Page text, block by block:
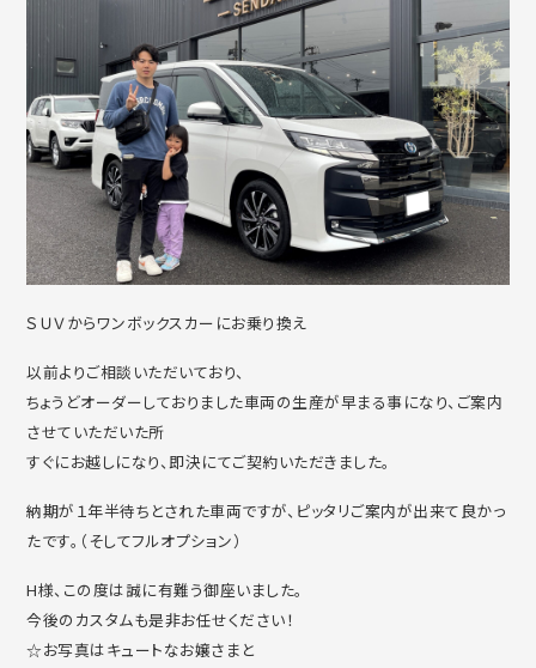
ＳＵＶからワンボックスカーにお乗り換え
以前よりご相談いただいており、
ちょうどオーダーしておりました車両の生産が早まる事になり、ご案内
させていただいた所
すぐにお越しになり、即決にてご契約いただきました。
納期が１年半待ちとされた車両ですが、ピッタリご案内が出来て良かっ
たです。（そしてフルオプション）
H様、この度は誠に有難う御座いました。
今後のカスタムも是非お任せください！
☆お写真はキュートなお嬢さまと